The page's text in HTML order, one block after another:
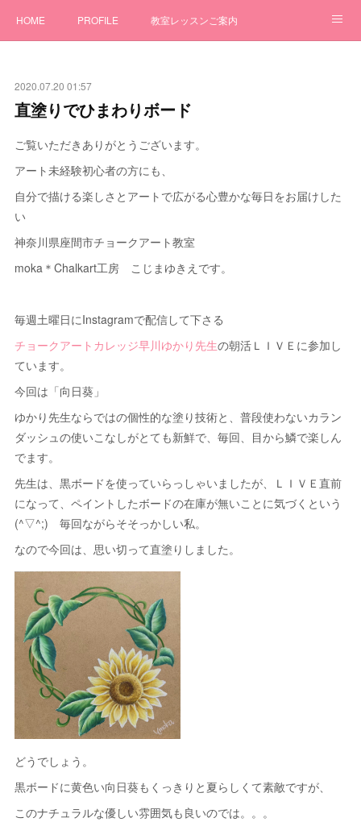
HOME PROFILE 教室レッスンご案内
チョークアートBLOG
2020.07.20 01:57
直塗りでひまわりボード
ご覧いただきありがとうございます。
アート未経験初心者の方にも、
自分で描ける楽しさとアートで広がる心豊かな毎日をお届けした
い
神奈川県座間市チョークアート教室
moka＊Chalkart工房 こじまゆきえです。
毎週土曜日にInstagramで配信して下さる
チョークアートカレッジ早川ゆかり先生の朝活ＬＩＶＥに参加し
ています。
今回は「向日葵」
ゆかり先生ならではの個性的な塗り技術と、普段使わないカラン
ダッシュの使いこなしがとても新鮮で、毎回、目から鱗で楽しん
でます。
先生は、黒ボードを使っていらっしゃいましたが、ＬＩＶＥ直前
になって、ペイントしたボードの在庫が無いことに気づくという
(^▽^;) 毎回ながらそそっかしい私。
なので今回は、思い切って直塗りしました。
どうでしょう。
黒ボードに黄色い向日葵もくっきりと夏らしくて素敵ですが、
このナチュラルな優しい雰囲気も良いのでは。。。